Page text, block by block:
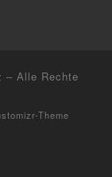
– Alle Rechte
Theme